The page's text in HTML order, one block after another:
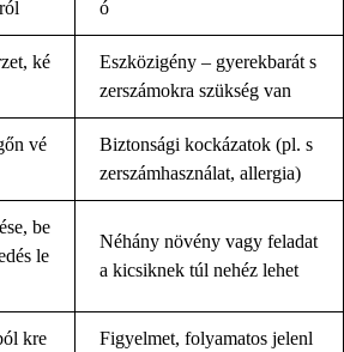
ó
ké
Eszközigény – gyerekbarát s
zerszámokra szükség van
vé
Biztonsági kockázatok (pl. s
zerszámhasználat, allergia)
be
le
Néhány növény vagy feladat
a kicsiknek túl nehéz lehet
kre Figyelmet, folyamatos jelenl